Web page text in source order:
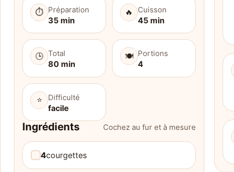
⏱️ Préparation
35 min
🔥 Cuisson
45 min
🕒 Total
80 min
🍽️ Portions
4
⭐ Difficulté
facile
Ingrédients Cochez au fur et à mesure
4courgettes